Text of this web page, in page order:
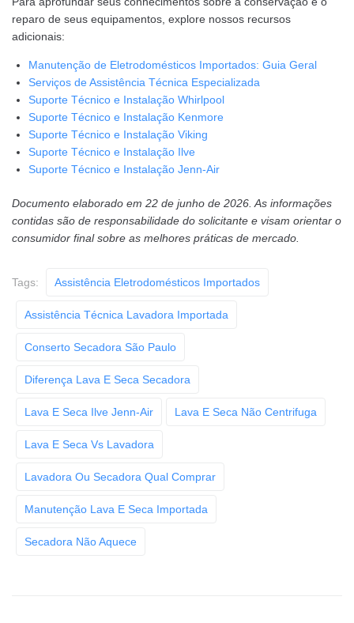
reparo de seus equipamentos, explore nossos recursos
adicionais:
Manutenção de Eletrodomésticos Importados: Guia Geral
Serviços de Assistência Técnica Especializada
Suporte Técnico e Instalação Whirlpool
Suporte Técnico e Instalação Kenmore
Suporte Técnico e Instalação Viking
Suporte Técnico e Instalação Ilve
Suporte Técnico e Instalação Jenn-Air
Documento elaborado em 22 de junho de 2026. As informações
contidas são de responsabilidade do solicitante e visam orientar o
consumidor final sobre as melhores práticas de mercado.
Tags: Assistência Eletrodomésticos Importados
Assistência Técnica Lavadora Importada
Conserto Secadora São Paulo
Diferença Lava E Seca Secadora
Lava E Seca Ilve Jenn-Air Lava E Seca Não Centrifuga
Lava E Seca Vs Lavadora
Lavadora Ou Secadora Qual Comprar
Manutenção Lava E Seca Importada
Secadora Não Aquece